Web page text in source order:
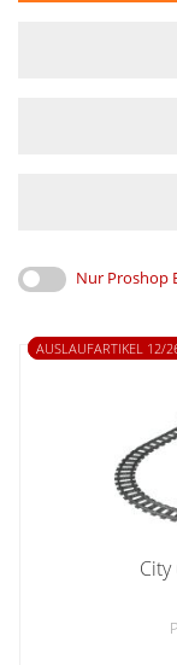
Nur Proshop
AUSLAUFARTIKEL 12/